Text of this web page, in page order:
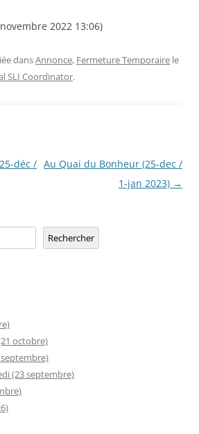
2022 13:06)
dansAnnonce, Fermeture Temporaire le
SLI Coordinator.
déc / Au Quai du Bonheur (25-dec /
1-jan 2023) →
Rechercher
octobre)
septembre)
(23 septembre)